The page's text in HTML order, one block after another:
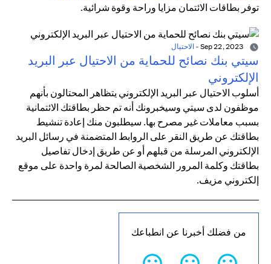
توفر بطاقات الائتمان مزايا وراحة وقوة شرائية.
- الاحتيال
سيتي بنك نصائح للحماية من الاحتيال عبر البريد
الإلكتروني
أسلوب الاحتيال عبر البريد الإلكتروني يتظاهر المحتالون بأنهم
موظفون لدى سيتي وسيخبرونك أنه تم حظر بطاقتك الائتمانية
بسبب معاملات غير مصرح بها. سيطلبون منك إعادة تنشيط
بطاقتك عن طريق النقر على الروابط المتضمنة في رسائل البريد
الإلكتروني المرسلة من قبلهم أو عن طريق إدخال تفاصيل
بطاقتك وكلمة المرور الشخصية الصالحة لمرة واحدة على موقع
إلكتروني مزيف.
من فضلك أخبرنا عن انطباعك